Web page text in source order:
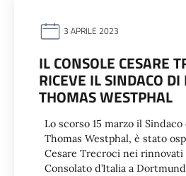
3 APRILE 2023
IL CONSOLE CESARE
RICEVE IL SINDACO
THOMAS WESTPHAL
Lo scorso 15 marzo il
Thomas Westphal, è stato
Cesare Trecroci nei
Consolato d’Italia a